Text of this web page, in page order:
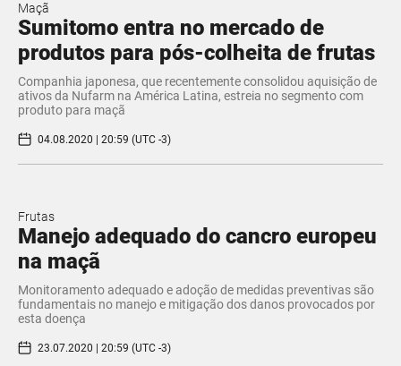
Maçã
Sumitomo entra no mercado de
produtos para pós-colheita de frutas
Companhia japonesa, que recentemente consolidou aquisição de
ativos da Nufarm na América Latina, estreia no segmento com
produto para maçã
04.08.2020 | 20:59 (UTC -3)
Frutas
Manejo adequado do cancro europeu
na maçã
Monitoramento adequado e adoção de medidas preventivas são
fundamentais no manejo e mitigação dos danos provocados por
esta doença
23.07.2020 | 20:59 (UTC -3)